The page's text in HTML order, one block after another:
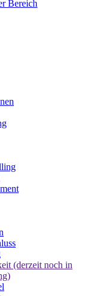
Bereich
(derzeit noch in